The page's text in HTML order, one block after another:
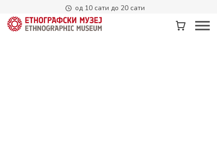
од 10 сати до 20 сати